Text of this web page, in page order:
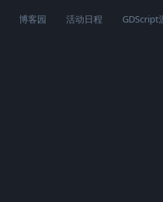
博客园 活动日程 GDScript